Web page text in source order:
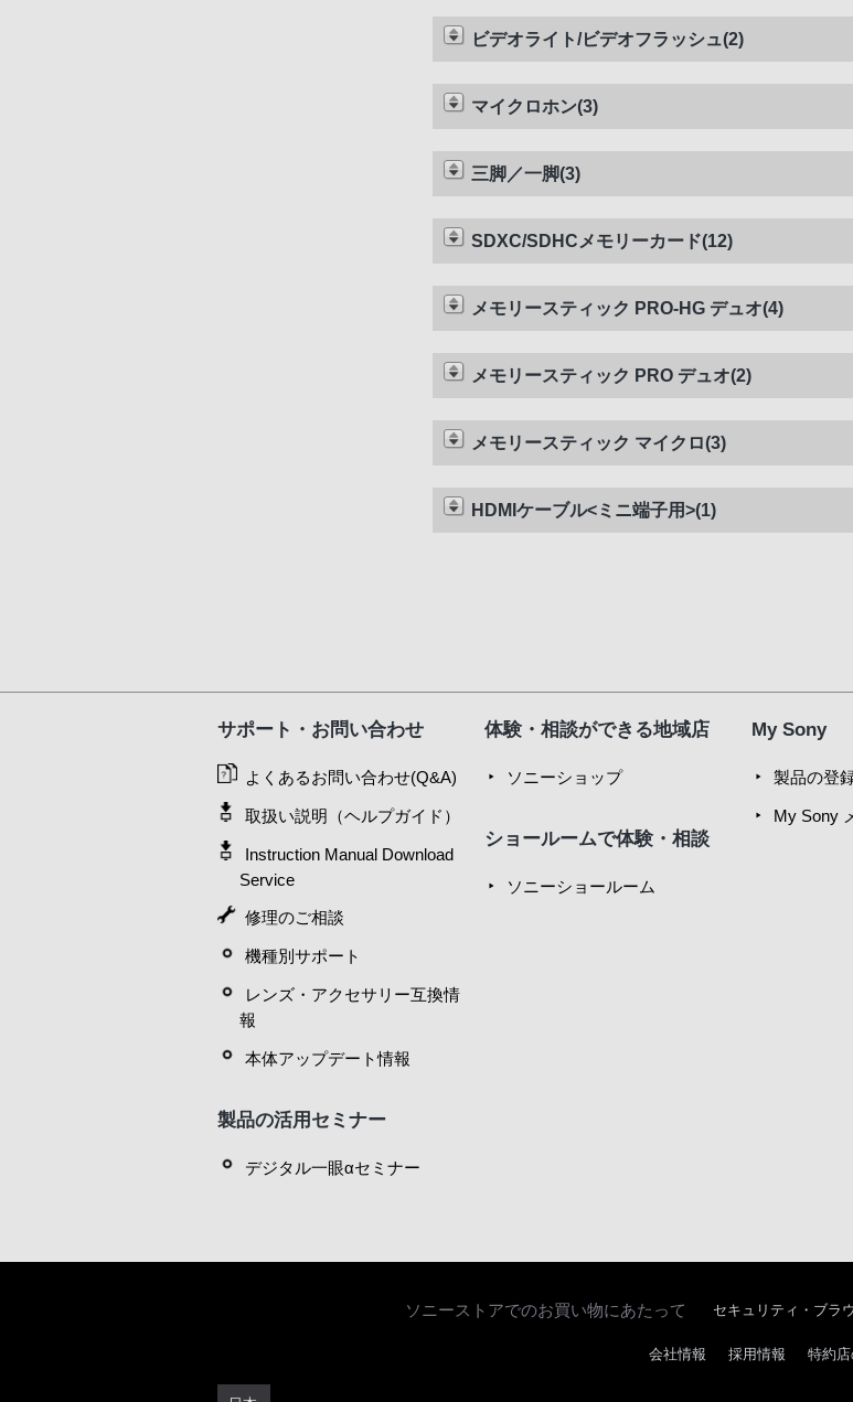
ビデオライト/ビデオフラッシュ(2)
マイクロホン(3)
三脚／一脚(3)
SDXC/SDHCメモリーカード(12)
メモリースティック PRO-HG デュオ(4)
メモリースティック PRO デュオ(2)
メモリースティック マイクロ(3)
HDMIケーブル<ミニ端子用>(1)
サポート・お問い合わせ
よくあるお問い合わせ(Q&A)
取扱い説明（ヘルプガイド）
Instruction Manual Download
Service
修理のご相談
機種別サポート
レンズ・アクセサリー互換情
報
本体アップデート情報
製品の活用セミナー
デジタル一眼αセミナー
体験・相談ができる地域店
ソニーショップ
ショールームで体験・相談
ソニーショールーム
My Sony
製品の登
My Sony
ソニーストアでのお買い物にあたって セキュリティ・ブラ
会社情報 採用情報 特約